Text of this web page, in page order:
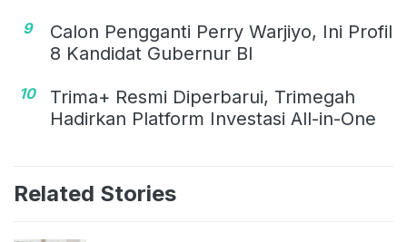
9
Calon Pengganti Perry Warjiyo, Ini Profil
8 Kandidat Gubernur BI
10
Trima+ Resmi Diperbarui, Trimegah
Hadirkan Platform Investasi All-in-One
Related Stories